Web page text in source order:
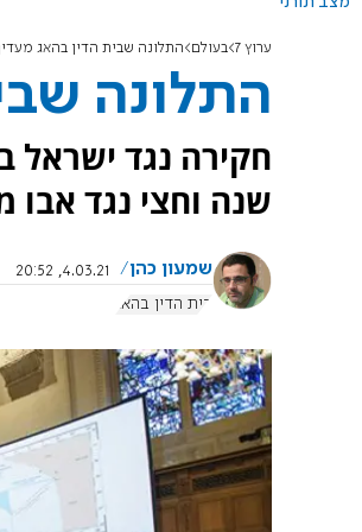
ערוץ 7 בעולם התלונה שבית הדין בהאג
התלונה
חקירה נגד ישראל
שנה וחצי נגד אבו
שמעון כהן
4.03.21, 20:52
בית הדין בהאג